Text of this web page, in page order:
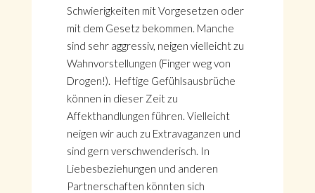
Schwierigkeiten mit Vorgesetzen oder
mit dem Gesetz bekommen. Manche
sind sehr aggressiv, neigen vielleicht zu
Wahnvorstellungen (Finger weg von
Drogen!). Heftige Gefühlsausbrüche
können in dieser Zeit zu
Affekthandlungen führen. Vielleicht
neigen wir auch zu Extravaganzen und
sind gern verschwenderisch. In
Liebesbeziehungen und anderen
Partnerschaften könnten sich